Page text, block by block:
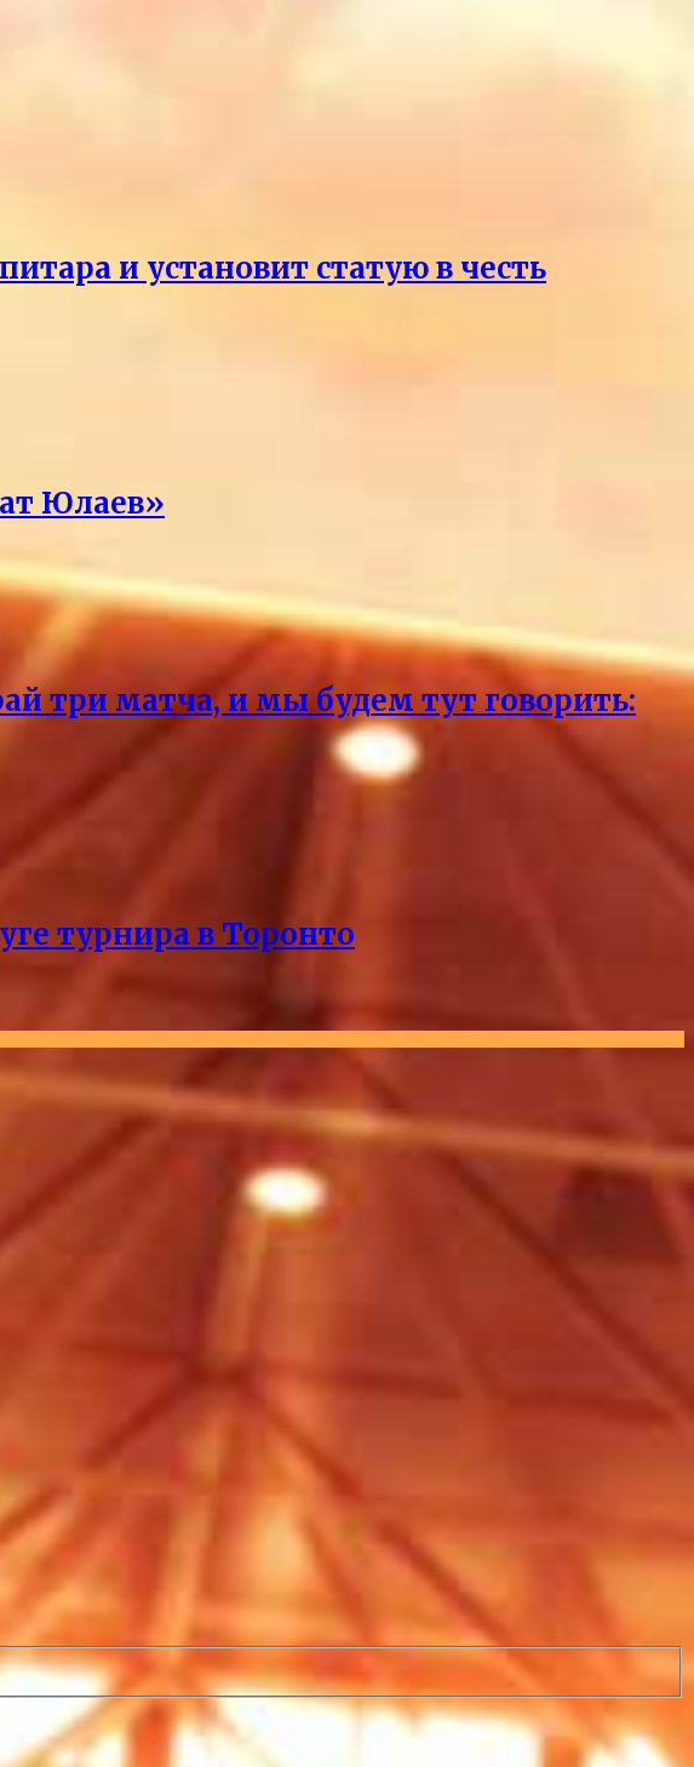
и установит статую в честь
Юлаев»
три матча, и мы будем тут говорить:
турнира в Торонто